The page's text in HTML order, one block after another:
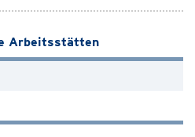
Arbeitsstätten